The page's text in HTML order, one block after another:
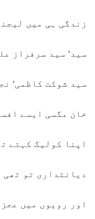
زندگی ہی میں
سید‘ سید سرفراز
سید شوکت کاظمی‘
خان مگسی ایسے
اپنا کولیگ کہتے
دیانتداری تو تھی
اور رویوں میں